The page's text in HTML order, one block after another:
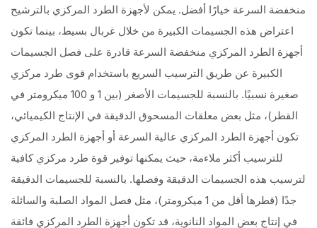
منخفضة السرعة خيارًا أفضل. يمكن لأجهزة الطرد المركزي بالترشيح
اعتراض هذه الجسيمات الكبيرة من خلال غربال بسيط، بينما تكون
أجهزة الطرد المركزي منخفضة السرعة قادرة على فصل الجسيمات
الكبيرة عن طريق الترسيب السريع باستخدام قوى طرد مركزي
صغيرة نسبيًا. بالنسبة للجسيمات الأصغر (بين 1 و 100 ميكرومتر في
القطر)، مثل بعض معلقات المسحوق الدقيقة في الإنتاج الكيميائي،
تكون أجهزة الطرد المركزي عالية السرعة أو أجهزة الطرد المركزي
للترسيب أكثر ملاءمة، حيث يمكنها توفير قوة طرد مركزي كافية
لترسيب هذه الجسيمات الدقيقة وفصلها. بالنسبة للجسيمات الدقيقة
جدًا (قطرها أقل من 1 ميكرومتر)، مثل فصل المواد الصلبة والسائلة
في إنتاج بعض المواد النانوية، قد تكون أجهزة الطرد المركزي فائقة